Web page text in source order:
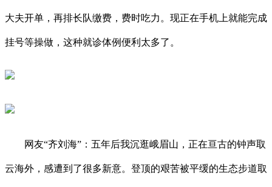
大夫开单，再排长队缴费，费时吃力。现正在手机上就能完成
挂号等操做，这种就诊体例便利太多了。
网友“齐刘海”：五年后我沉逛峨眉山，正在亘古的钟声取
云海外，感遭到了很多新意。登顶的艰苦被平缓的生态步道取